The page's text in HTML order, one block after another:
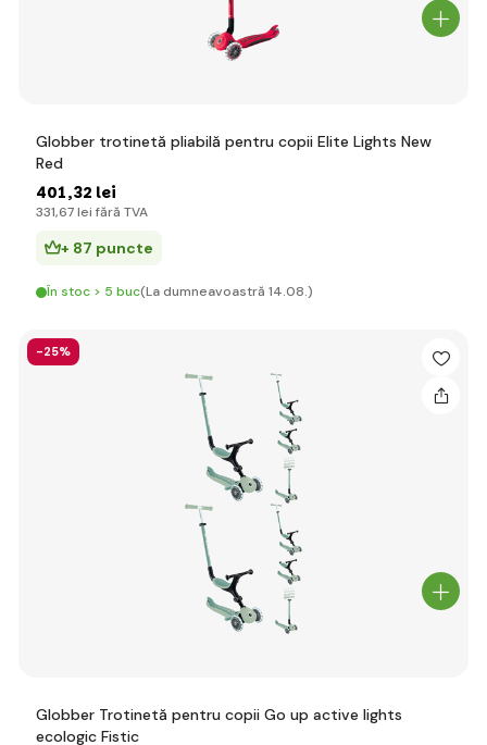
Globber trotinetă pliabilă pentru copii Elite Lights New
Red
401,32 lei
331,67 lei fără TVA
+ 87 puncte
În stoc > 5 buc(La dumneavoastră 14.08.)
-25%
Globber Trotinetă pentru copii Go up active lights
ecologic Fistic